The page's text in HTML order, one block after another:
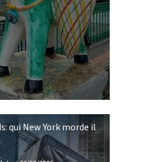
qui New York morde il